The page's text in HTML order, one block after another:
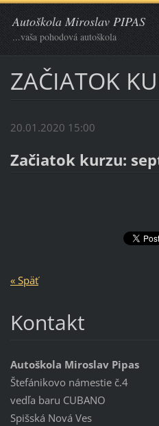
Autoškola Miroslav PIPAS
...vaša pohodová autoškola
ZAČIATOK
20.01.2020 15:00
Začiatok kurzu:
« Späť
Kontakt
Autoškola Miroslav Pipas
Štefánikovo námestie č.4
vedľa baru CUBANO
Spišská Nová Ves